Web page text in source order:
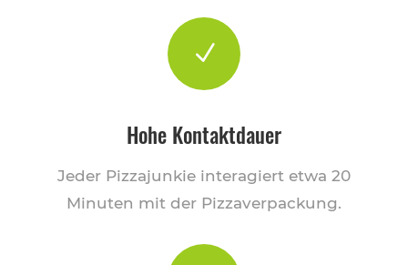
N
Hohe Kontaktdauer
Jeder Pizzajunkie interagiert etwa 20
Minuten mit der Pizzaverpackung.